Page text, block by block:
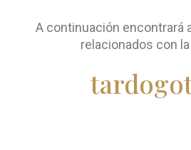
A continuación encontrará
relacionados con